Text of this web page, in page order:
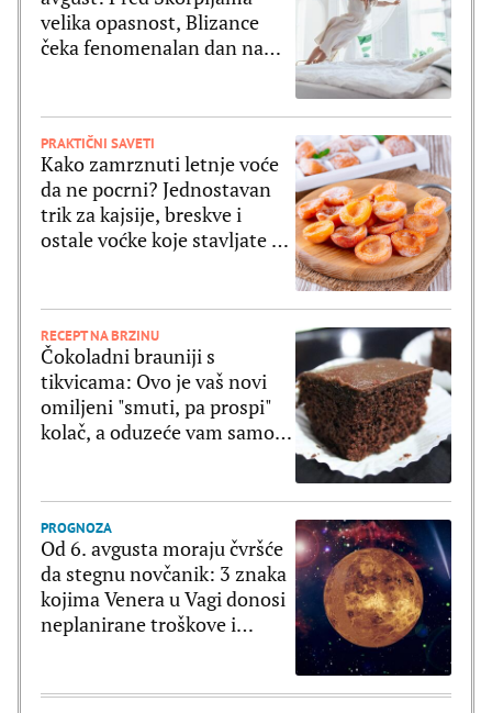
velika opasnost, Blizance
čeka fenomenalan dan na
PRAKTIČNI SAVETI
Kako zamrznuti letnje voće
da ne pocrni? Jednostavan
trik za kajsije, breskve i
ostale voćke koje stavljate u
RECEPT NA BRZINU
Čokoladni brauniji s
tikvicama: Ovo je vaš novi
omiljeni "smuti, pa prospi"
kolač, a oduzeće vam samo 5
PROGNOZA
Od 6. avgusta moraju čvršće
da stegnu novčanik: 3 znaka
kojima Venera u Vagi donosi
neplanirane troškove i